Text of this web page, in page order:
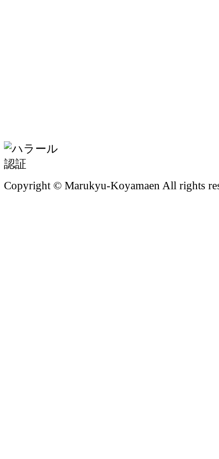
Copyright © Marukyu-Koyamaen All rights